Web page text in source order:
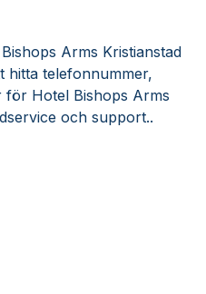
Arms Kristianstad
hitta telefonnummer,
Hotel Bishops Arms
och support..